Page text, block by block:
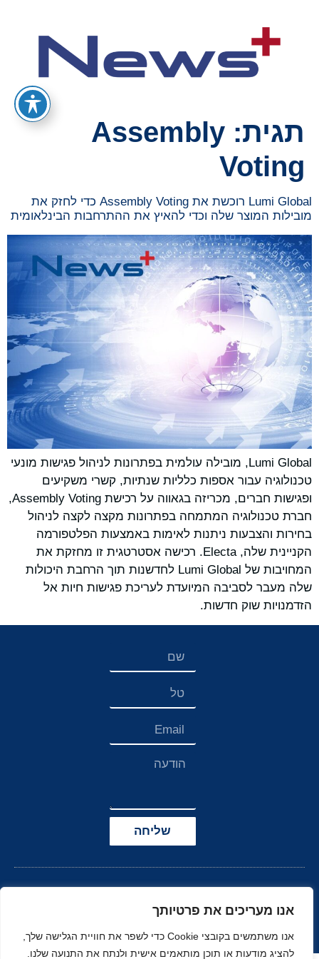
אנו מעריכים את פרטיותך
אנו משתמשים בקובצי Cookie כדי לשפר את חוויית הגלישה שלך,
להציג מודעות או תוכן מותאמים אישית ולנתח את התנועה שלנו.
תגית: Assembly
Voting
Lumi Global רוכשת את Assembly Voting כדי לחזק את
מובילות המוצר שלה וכדי להאיץ את ההתרחבות הבינלאומית
Lumi Global, מובילה עולמית בפתרונות לניהול פגישות מונעי
טכנולוגיה עבור אספות כלליות שנתיות, קשרי משקיעים
ופגישות חברים, מכריזה בגאווה על רכישת Assembly Voting,
חברת טכנולוגיה המתמחה בפתרונות מקצה לקצה לניהול
בחירות והצבעות ניתנות לאימות באמצעות הפלטפורמה
הקניינית שלה, Electa. רכישה אסטרטגית זו מחזקת את
המחויבות של Lumi Global לחדשנות תוך הרחבת היכולות
שלה מעבר לסביבה המיועדת לעריכת פגישות חיות אל
הזדמנויות שוק חדשות.
שליחה